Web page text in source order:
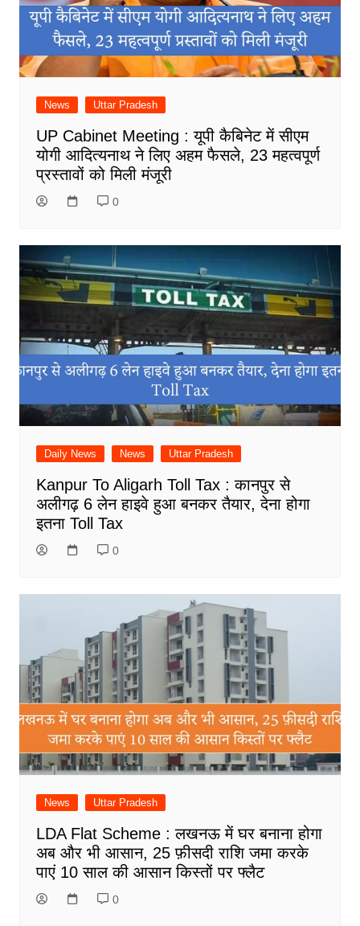
News Uttar Pradesh
UP Cabinet Meeting : यूपी कैबिनेट में सीएम
योगी आदित्यनाथ ने लिए अहम फैसले, 23 महत्वपूर्ण
प्रस्तावों को मिली मंजूरी
0
Daily News News Uttar Pradesh
Kanpur To Aligarh Toll Tax : कानपुर से
अलीगढ़ 6 लेन हाइवे हुआ बनकर तैयार, देना होगा
इतना Toll Tax
0
News Uttar Pradesh
LDA Flat Scheme : लखनऊ में घर बनाना होगा
अब और भी आसान, 25 फ़ीसदी राशि जमा करके
पाएं 10 साल की आसान किस्तों पर फ्लैट
0